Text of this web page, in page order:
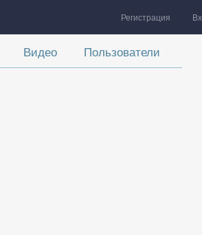
Регистрация
Видео Пользователи